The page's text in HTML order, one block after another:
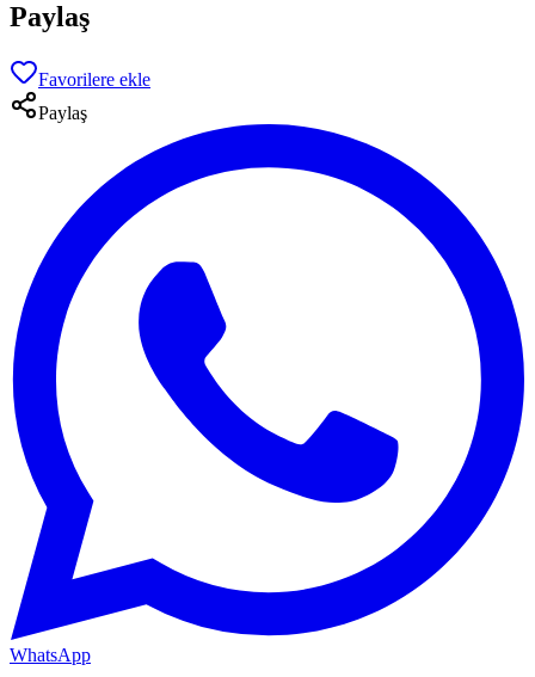
Paylaş
Favorilere ekle
Paylaş
WhatsApp